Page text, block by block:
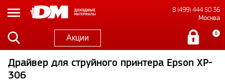
8 (499) 444 50 36
Москва
Акции 0
Драйвер для струйного принтера Epson XP-
306